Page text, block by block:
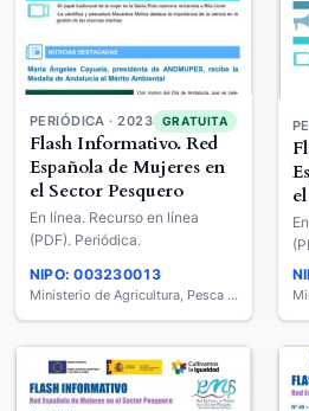
PERIÓDICA · 2023 GRATUITA
Flash Informativo. Red
Española de Mujeres en
el Sector Pesquero
En línea. Recurso en línea
(PDF). Periódica.
NIPO: 003230013
Ministerio de Agricultura, Pesca y Alimentación